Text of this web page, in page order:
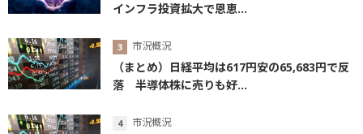
インフラ投資拡大で恩恵...
市況概況
（まとめ）日経平均は617円安の65,683円で反
落 半導体株に売りも好...
市況概況